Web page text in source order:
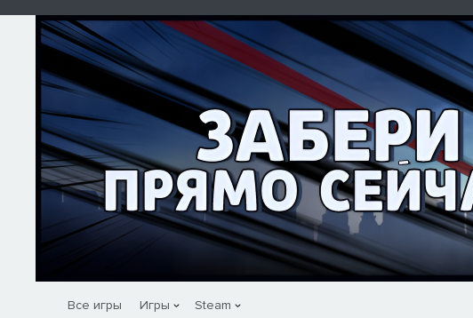
Все игры Игры Steam